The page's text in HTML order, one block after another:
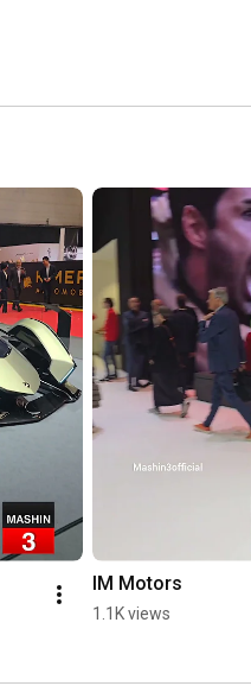
IM Motors
1.1K views